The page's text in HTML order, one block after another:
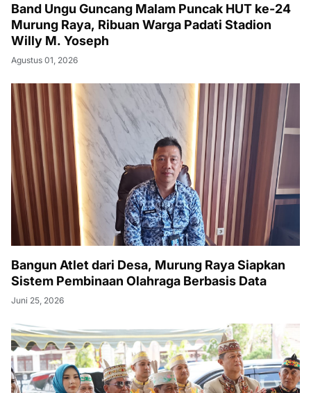
Band Ungu Guncang Malam Puncak HUT ke-24
Murung Raya, Ribuan Warga Padati Stadion
Willy M. Yoseph
Agustus 01, 2026
Bangun Atlet dari Desa, Murung Raya Siapkan
Sistem Pembinaan Olahraga Berbasis Data
Juni 25, 2026